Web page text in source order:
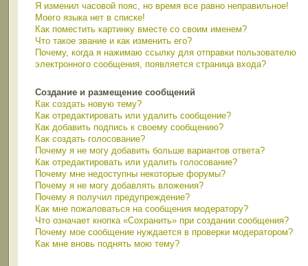
Я изменил часовой пояс, но время все равно неправильное!
Моего языка нет в списке!
Как поместить картинку вместе со своим именем?
Что такое звание и как изменить его?
Почему, когда я нажимаю ссылку для отправки пользователю
электронного сообщения, появляется страница входа?
Создание и размещение сообщений
Как создать новую тему?
Как отредактировать или удалить сообщение?
Как добавить подпись к своему сообщению?
Как создать голосование?
Почему я не могу добавить больше вариантов ответа?
Как отредактировать или удалить голосование?
Почему мне недоступны некоторые форумы?
Почему я не могу добавлять вложения?
Почему я получил предупреждение?
Как мне пожаловаться на сообщения модератору?
Что означает кнопка «Сохранить» при создании сообщения?
Почему мое сообщение нуждается в проверки модератором?
Как мне вновь поднять мою тему?